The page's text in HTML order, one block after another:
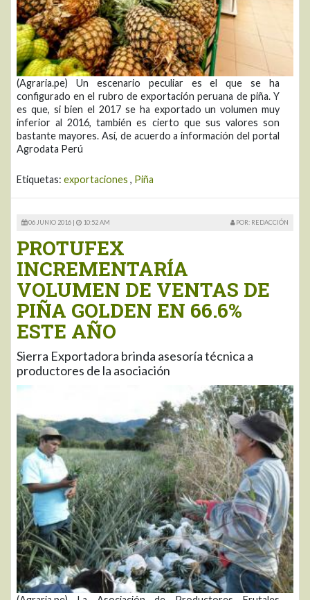
(Agraria.pe) Un escenario peculiar es el que se ha
configurado en el rubro de exportación peruana de piña. Y
es que, si bien el 2017 se ha exportado un volumen muy
inferior al 2016, también es cierto que sus valores son
bastante mayores. Así, de acuerdo a información del portal
Agrodata Perú
Etiquetas: exportaciones , Piña
06 JUNIO 2016 | 10:52 AM POR: REDACCIÓN
PROTUFEX
INCREMENTARÍA
VOLUMEN DE VENTAS DE
PIÑA GOLDEN EN 66.6%
ESTE AÑO
Sierra Exportadora brinda asesoría técnica a
productores de la asociación